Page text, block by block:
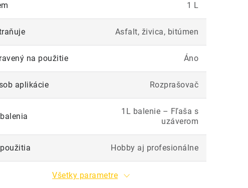
1 L
Asfalt, živica, bitúmen
na použitie Áno
aplikácie Rozprašovač
1L balenie – Fľaša s
uzáverom
Hobby aj profesionálne
Všetky parametre